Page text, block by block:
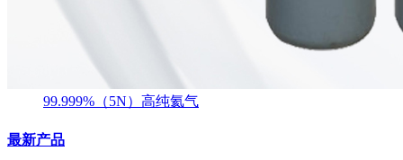
99.999%（5N）高纯氦气
最新产品